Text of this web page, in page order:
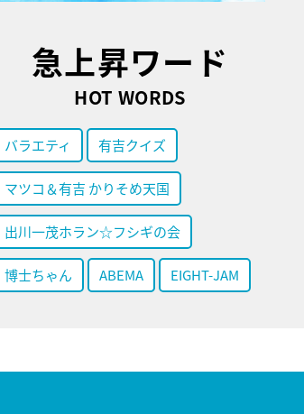
急上昇ワード
HOT WORDS
バラエティ 有吉クイズ
マツコ＆有吉 かりそめ天国
出川一茂ホラン☆フシギの会
博士ちゃん ABEMA EIGHT-JAM